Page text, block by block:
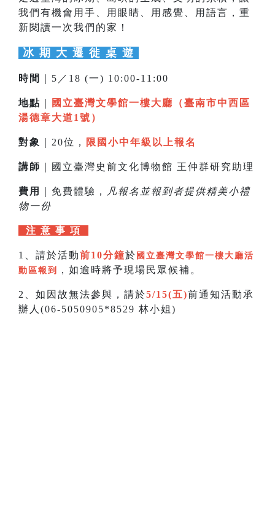
我們有機會用手、用眼睛、用感覺、用語言，重
新閱讀一次我們的家！
冰 期 大 遷 徙 桌 遊
時間 ｜5／18 (一) 10:00-11:00
地點
國立臺灣文學館一樓大廳（臺南市中西區
湯德章大道1號）
對象 ｜20位， 限國小中年級以上報名
講師 ｜國立臺灣史前文化博物館 王仲群研究助理
費用 ｜免費體驗，
凡報名並報到者提供精美小禮
物一份
注 意 事 項
1、請於活動前10分鐘於 國立臺灣文學館一樓大廳活
動區報到
，如逾時將予現場民眾候補。
2、如因故無法參與，請於5/15(五)前通知活動承
辦人(06-5050905*8529 林小姐)